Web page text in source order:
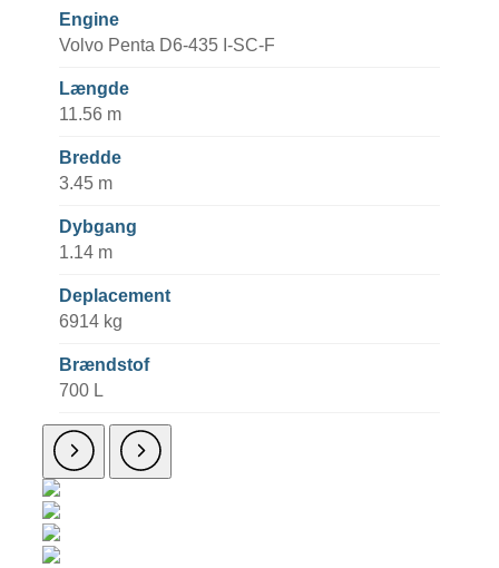
Engine
Volvo Penta D6-435 I-SC-F
Længde
11.56 m
Bredde
3.45 m
Dybgang
1.14 m
Deplacement
6914 kg
Brændstof
700 L